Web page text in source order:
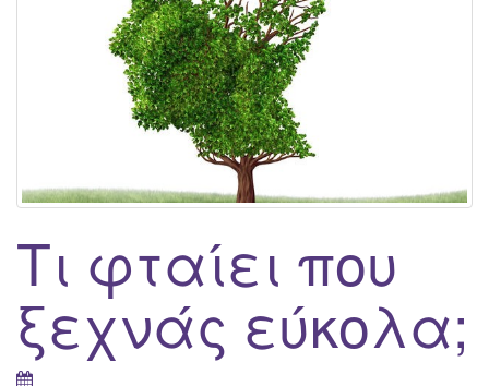
Τι φταίει που
ξεχνάς εύκολα;